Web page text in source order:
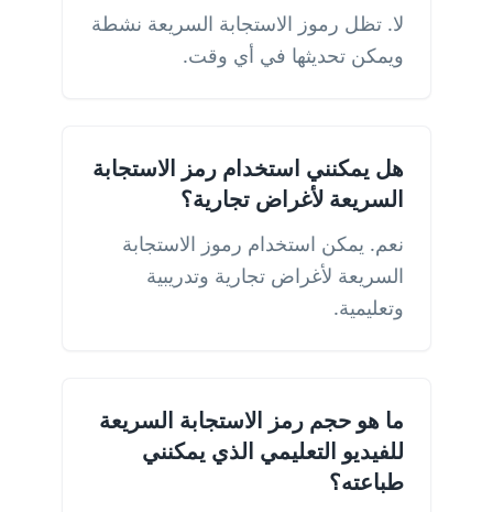
لا. تظل رموز الاستجابة السريعة نشطة
ويمكن تحديثها في أي وقت.
هل يمكنني استخدام رمز الاستجابة
السريعة لأغراض تجارية؟
نعم. يمكن استخدام رموز الاستجابة
السريعة لأغراض تجارية وتدريبية
وتعليمية.
ما هو حجم رمز الاستجابة السريعة
للفيديو التعليمي الذي يمكنني
طباعته؟